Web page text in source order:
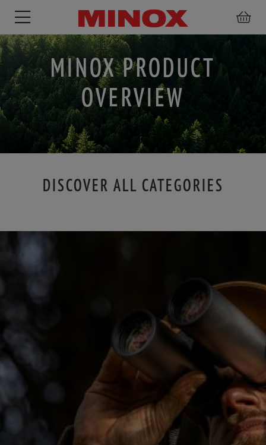
RIFLESCOPE BINOCULARS
SPOTTING
SCOPE
ACCESSORIES
MINOX PRODUCT
OVERVIEW
DISCOVER ALL CATEGORIES